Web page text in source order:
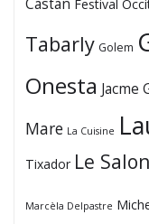
Castan Festival
Tabarly Golem
Onesta Jacme
Mare La Cuisine
Tixador Le
Marcèla Delpastre